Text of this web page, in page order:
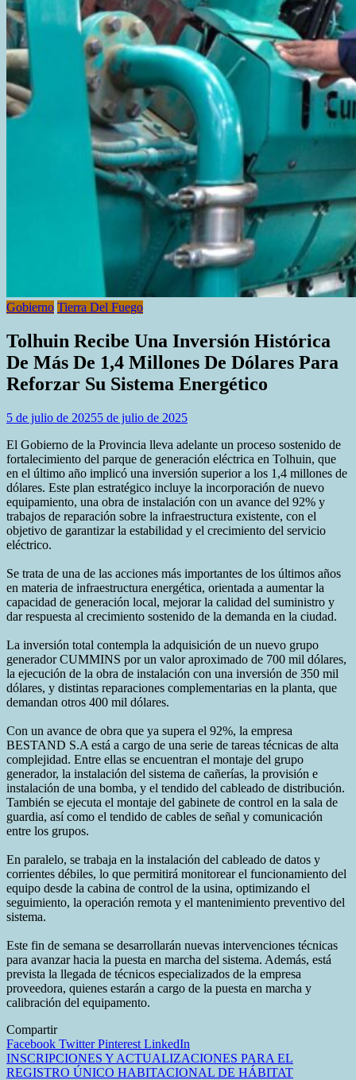
Gobierno Tierra Del Fuego
Tolhuin Recibe Una Inversión Histórica
De Más De 1,4 Millones De Dólares Para
Reforzar Su Sistema Energético
5 de julio de 20255 de julio de 2025
El Gobierno de la Provincia lleva adelante un proceso sostenido de
fortalecimiento del parque de generación eléctrica en Tolhuin, que
en el último año implicó una inversión superior a los 1,4 millones de
dólares. Este plan estratégico incluye la incorporación de nuevo
equipamiento, una obra de instalación con un avance del 92% y
trabajos de reparación sobre la infraestructura existente, con el
objetivo de garantizar la estabilidad y el crecimiento del servicio
eléctrico.
Se trata de una de las acciones más importantes de los últimos años
en materia de infraestructura energética, orientada a aumentar la
capacidad de generación local, mejorar la calidad del suministro y
dar respuesta al crecimiento sostenido de la demanda en la ciudad.
La inversión total contempla la adquisición de un nuevo grupo
generador CUMMINS por un valor aproximado de 700 mil dólares,
la ejecución de la obra de instalación con una inversión de 350 mil
dólares, y distintas reparaciones complementarias en la planta, que
demandan otros 400 mil dólares.
Con un avance de obra que ya supera el 92%, la empresa
BESTAND S.A está a cargo de una serie de tareas técnicas de alta
complejidad. Entre ellas se encuentran el montaje del grupo
generador, la instalación del sistema de cañerías, la provisión e
instalación de una bomba, y el tendido del cableado de distribución.
También se ejecuta el montaje del gabinete de control en la sala de
guardia, así como el tendido de cables de señal y comunicación
entre los grupos.
En paralelo, se trabaja en la instalación del cableado de datos y
corrientes débiles, lo que permitirá monitorear el funcionamiento del
equipo desde la cabina de control de la usina, optimizando el
seguimiento, la operación remota y el mantenimiento preventivo del
sistema.
Este fin de semana se desarrollarán nuevas intervenciones técnicas
para avanzar hacia la puesta en marcha del sistema. Además, está
prevista la llegada de técnicos especializados de la empresa
proveedora, quienes estarán a cargo de la puesta en marcha y
calibración del equipamento.
Compartir
Facebook TwitterPinterest LinkedIn
Navegación
INSCRIPCIONES Y ACTUALIZACIONES PARA EL
REGISTRO ÚNICO HABITACIONAL DE HÁBITAT